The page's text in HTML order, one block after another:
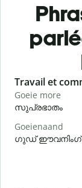
Slide 1 of 6
Travail et
Goeie more
സുപ്രഭാതം
Goeienaand
ഗുഡ് ഈവനിംഗ്